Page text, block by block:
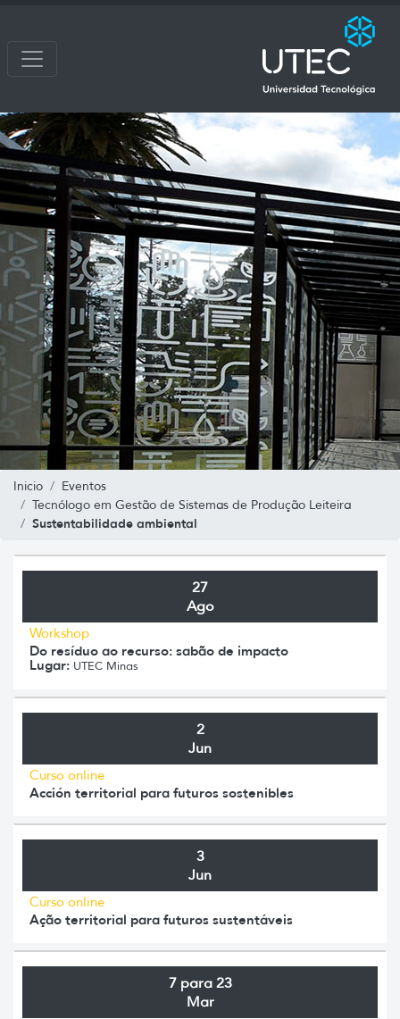
Inicio
Eventos
Tecnólogo em Gestão de Sistemas de Produção Leiteira
Sustentabilidade ambiental
27
Ago
Workshop
Do resíduo ao recurso: sabão de impacto
Lugar: UTEC Minas
2
Jun
Curso online
Acción territorial para futuros sostenibles
3
Jun
Curso online
Ação territorial para futuros sustentáveis
7 para 23
Mar